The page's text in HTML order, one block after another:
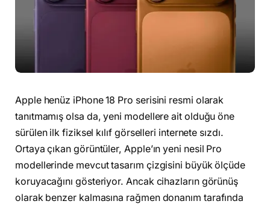
Apple henüz iPhone 18 Pro serisini resmi olarak
tanıtmamış olsa da, yeni modellere ait olduğu öne
sürülen ilk fiziksel kılıf görselleri internete sızdı.
Ortaya çıkan görüntüler, Apple’ın yeni nesil Pro
modellerinde mevcut tasarım çizgisini büyük ölçüde
koruyacağını gösteriyor. Ancak cihazların görünüş
olarak benzer kalmasına rağmen donanım tarafında